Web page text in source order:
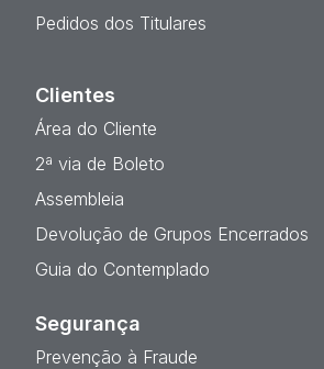
Pedidos dos Titulares
Clientes
Área do Cliente
2ª via de Boleto
Assembleia
Devolução de Grupos Encerrados
Guia do Contemplado
Segurança
Prevenção à Fraude